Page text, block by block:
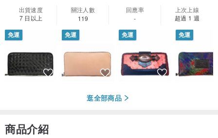
出貨速度
7 日以上
關注人數
119
回應率
-
上次上線
超過 1 週
免運 免運 免運 免運
逛全部商品
商品介紹